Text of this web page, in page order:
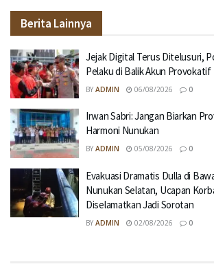
Berita Lainnya
Jejak Digital Terus Ditelusuri,
Pelaku di Balik Akun Provokatif
BY ADMIN 06/08/2026 0
Irwan Sabri: Jangan Biarkan
Harmoni Nunukan
BY ADMIN 05/08/2026 0
Evakuasi Dramatis Dulla di
Nunukan Selatan, Ucapan
Diselamatkan Jadi Sorotan
BY ADMIN 02/08/2026 0